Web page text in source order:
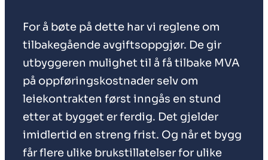
For å bøte på dette har vi reglene om
tilbakegående avgiftsoppgjør. De gir
utbyggeren mulighet til å få tilbake MVA
på oppføringskostnader selv om
leiekontrakten først inngås en stund
etter at bygget er ferdig. Det gjelder
imidlertid en streng frist. Og når et bygg
får flere ulike brukstillatelser for ulike